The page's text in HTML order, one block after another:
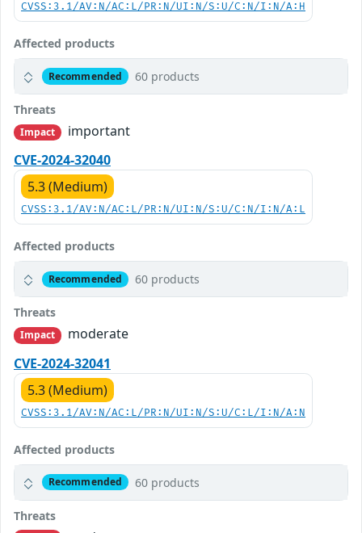
CVSS:3.1/AV:N/AC:L/PR:N/UI:N/S:U/C:N/I:N/A:H
Affected products
Recommended 60 products
Threats
Impact
important
CVE-2024-32040
5.3 (Medium)
CVSS:3.1/AV:N/AC:L/PR:N/UI:N/S:U/C:N/I:N/A:L
Affected products
Recommended 60 products
Threats
Impact
moderate
CVE-2024-32041
5.3 (Medium)
CVSS:3.1/AV:N/AC:L/PR:N/UI:N/S:U/C:L/I:N/A:N
Affected products
Recommended 60 products
Threats